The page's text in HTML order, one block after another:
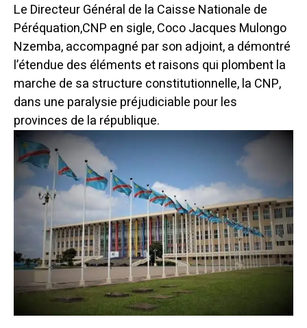
Le Directeur Général de la Caisse Nationale de
Péréquation,CNP en sigle, Coco Jacques Mulongo
Nzemba, accompagné par son adjoint, a démontré
l’étendue des éléments et raisons qui plombent la
marche de sa structure constitutionnelle, la CNP,
dans une paralysie préjudiciable pour les
provinces de la république.